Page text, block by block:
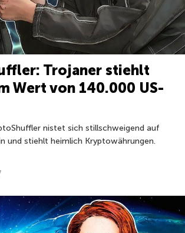
Trojaner stiehlt
Wert von 140.000 US-
nistet sich stillschweigend auf
und stiehlt heimlich Kryptowährungen.